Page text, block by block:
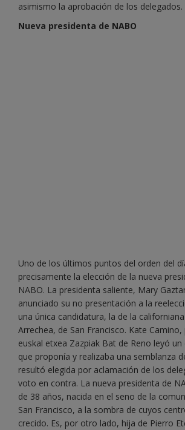
asimismo la aprobación de los delegados.
Nueva presidenta de NABO
Uno de los últimos puntos del orden del
precisamente la elección de la nueva
NABO. La presidenta saliente, Mary
anunciado su no presentación a la
una única candidatura, la de la
Arrechea, de San Francisco. Kate
euskal etxea Zazpiak Bat de Reno leyó
que proponía y realizaba una semblanza
resultó elegida por aclamación de los
voto en contra. La nueva presidenta de
de 38 años, nacida en el seno de la
San Francisco, a la sombra de cuyos
crecido. Es, por otro lado, hija de Pierro